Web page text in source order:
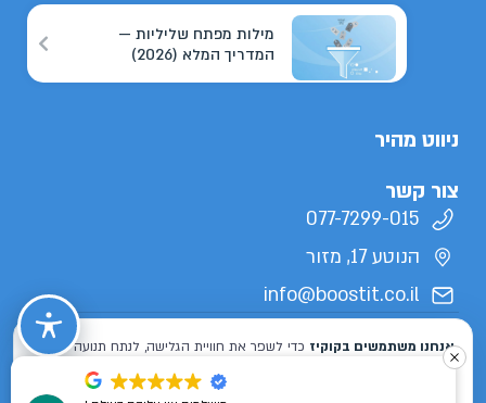
מילות מפתח שליליות —
המדריך המלא (2026)
ניווט מהיר
צור קשר
077-7299-015
הנוטע 17, מזור
info@boostit.co.il
מדיניות פרטיות הצהרת נגישות
מפת אתר
כל הזכויות שמורות לבוסטיט 2026 ©